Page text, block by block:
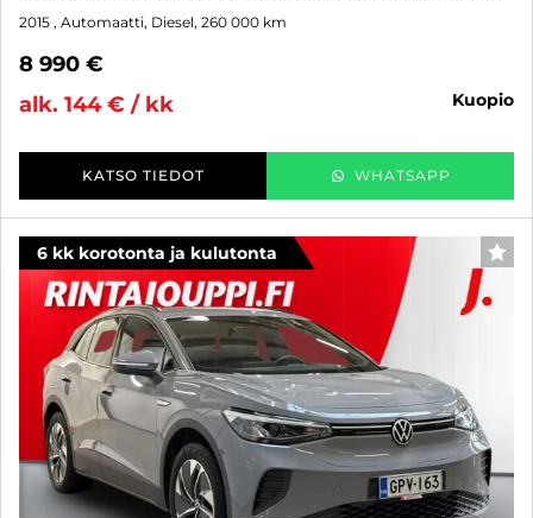
2015 , Automaatti, Diesel, 260 000 km
8 990 €
alk. 144 € / kk
kuopio
KATSO TIEDOT WHATSAPP
6 kk korotonta ja kulutonta